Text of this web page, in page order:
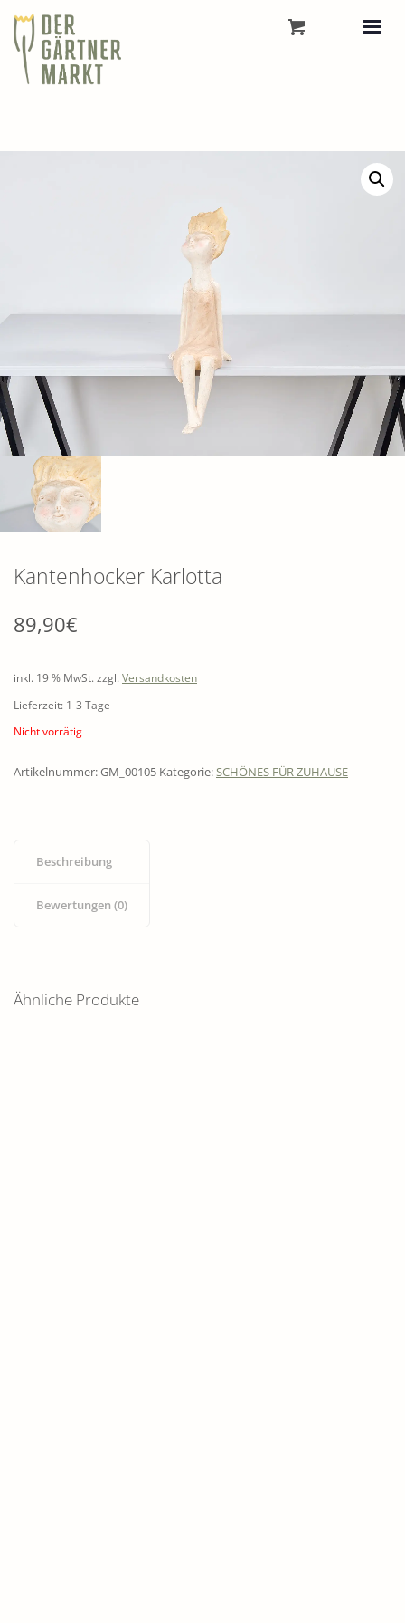
Kantenhocker Karlotta
89,90€
inkl. 19 % MwSt. zzgl. Versandkosten
Lieferzeit: 1-3 Tage
Nicht vorrätig
Artikelnummer:GM_00105 Kategorie:SCHÖNES FÜR ZUHAUSE
Beschreibung
Bewertungen (0)
Ähnliche Produkte